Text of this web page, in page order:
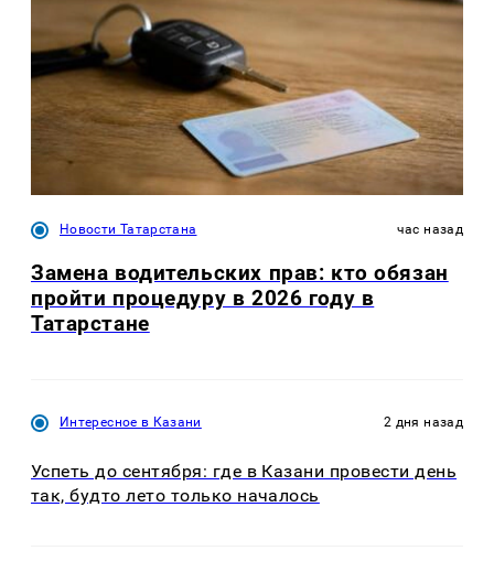
Новости Татарстана час назад
Замена водительских прав: кто обязан
пройти процедуру в 2026 году в
Татарстане
Интересное в Казани 2 дня назад
Успеть до сентября: где в Казани провести день
так, будто лето только началось